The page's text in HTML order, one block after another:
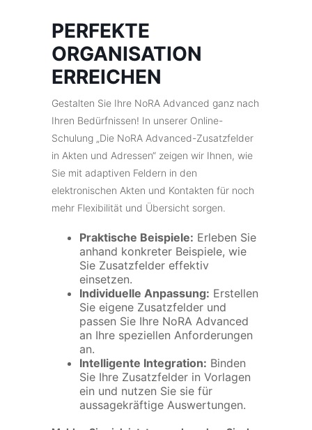
PERFEKTE
ORGANISATION
ERREICHEN
Gestalten Sie Ihre NoRA Advanced ganz nach
Ihren Bedürfnissen! In unserer Online-
Schulung „Die NoRA Advanced-Zusatzfelder
in Akten und Adressen“ zeigen wir Ihnen, wie
Sie mit adaptiven Feldern in den
elektronischen Akten und Kontakten für noch
mehr Flexibilität und Übersicht sorgen.
Praktische Beispiele: Erleben Sie
anhand konkreter Beispiele, wie
Sie Zusatzfelder effektiv
einsetzen.
Individuelle Anpassung: Erstellen
Sie eigene Zusatzfelder und
passen Sie Ihre NoRA Advanced
an Ihre speziellen Anforderungen
an.
Intelligente Integration: Binden
Sie Ihre Zusatzfelder in Vorlagen
ein und nutzen Sie sie für
aussagekräftige Auswertungen.